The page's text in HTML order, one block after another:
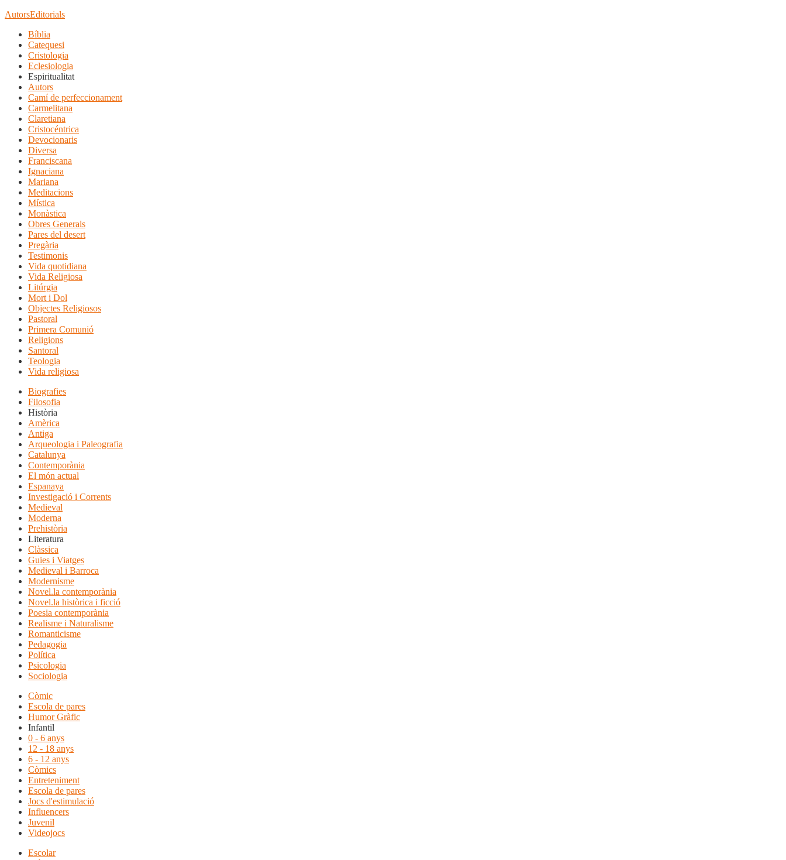
AutorsEditorials
Bíblia
Catequesi
Cristologia
Eclesiologia
Espiritualitat
Autors
Camí de perfeccionament
Carmelitana
Claretiana
Cristocéntrica
Devocionaris
Diversa
Franciscana
Ignaciana
Mariana
Meditacions
Mística
Monàstica
Obres Generals
Pares del desert
Pregària
Testimonis
Vida quotidiana
Vida Religiosa
Litúrgia
Mort i Dol
Objectes Religiosos
Pastoral
Primera Comunió
Religions
Santoral
Teologia
Vida religiosa
Biografies
Filosofia
Història
Amèrica
Antiga
Arqueologia i Paleografia
Catalunya
Contemporània
El món actual
Espanaya
Investigació i Corrents
Medieval
Moderna
Prehistòria
Literatura
Clàssica
Guies i Viatges
Medieval i Barroca
Modernisme
Novel.la contemporània
Novel.la històrica i ficció
Poesia contemporània
Realisme i Naturalisme
Romanticisme
Pedagogia
Política
Psicologia
Sociologia
Còmic
Escola de pares
Humor Gràfic
Infantil
0 - 6 anys
12 - 18 anys
6 - 12 anys
Còmics
Entreteniment
Escola de pares
Jocs d'estimulació
Influencers
Juvenil
Videojocs
Escolar